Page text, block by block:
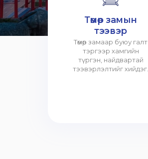
Төмөр замын
тээвэр
Төмөр замаар буюу галт
тэргээр хамгийн
түргэн, найдвартай
тээвэрлэлтийг хийдэг.